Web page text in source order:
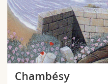
Chambésy